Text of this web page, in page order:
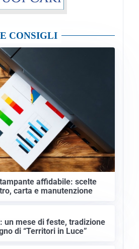
CONSIGLI
affidabile: scelte
carta e manutenzione
un mese di feste, tradizione
di “Territori in Luce”